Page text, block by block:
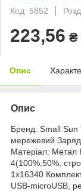
Код: 5852
223,56 ₴
Опис
Опис
Бренд: Small Sun
мережевий
Матеріал: Метал
4(100%,50%,
1x16340
USB-microUSB,